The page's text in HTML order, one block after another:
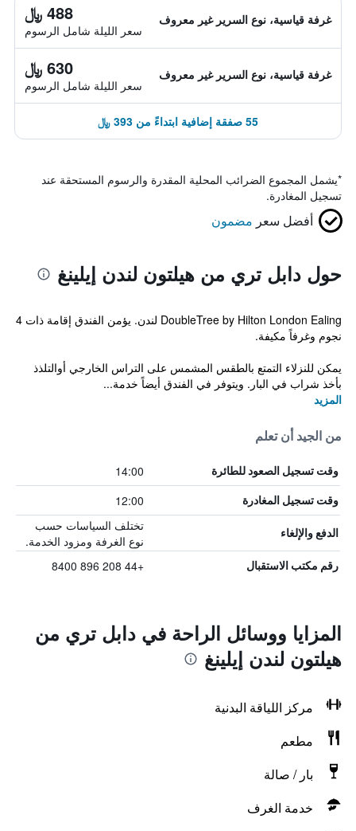
غرفة قياسية، نوع السرير غير معروف 488 ﷼
سعر الليلة شامل الرسوم
غرفة قياسية، نوع السرير غير معروف 630 ﷼
سعر الليلة شامل الرسوم
55 صفقة إضافية ابتداءً من 393 ﷼
*يشمل المجموع الضرائب المحلية المقدرة والرسوم المستحقة عند
تسجيل المغادرة.
أفضل سعر مضمون
حول دابل تري من هيلتون لندن إيلينغ
DoubleTree by Hilton London Ealing لندن. يؤمن الفندق إقامة ذات 4
نجوم وغرفاً مكيفة.
يمكن للنزلاء التمتع بالطقس المشمس على التراس الخارجي أوالتلذذ
بأخذ شراب في البار. ويتوفر في الفندق أيضاً خدمة...
المزيد
من الجيد أن تعلم
وقت تسجيل الصعود للطائرة 14:00
وقت تسجيل المغادرة 12:00
الدفع والإلغاء
تختلف السياسات حسب
نوع الغرفة ومزود الخدمة.
رقم مكتب الاستقبال +44 208 896 8400
المزايا ووسائل الراحة في دابل تري من
هيلتون لندن إيلينغ
مركز اللياقة البدنية
مطعم
بار / صالة
خدمة الغرف